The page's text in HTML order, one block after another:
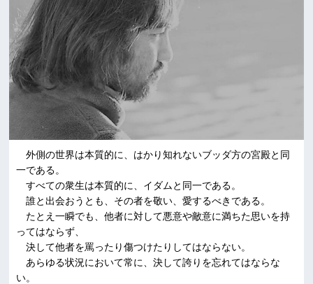
外側の世界は本質的に、はかり知れないブッダ方の宮殿と同
一である。
すべての衆生は本質的に、イダムと同一である。
誰と出会おうとも、その者を敬い、愛するべきである。
たとえ一瞬でも、他者に対して悪意や敵意に満ちた思いを持
ってはならず、
決して他者を罵ったり傷つけたりしてはならない。
あらゆる状況において常に、決して誇りを忘れてはならな
い。